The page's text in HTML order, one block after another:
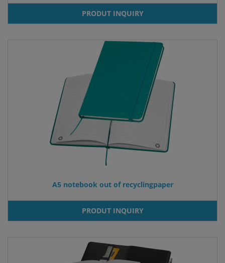
PRODUT INQUIRY
A5 notebook out of recyclingpaper
PRODUT INQUIRY